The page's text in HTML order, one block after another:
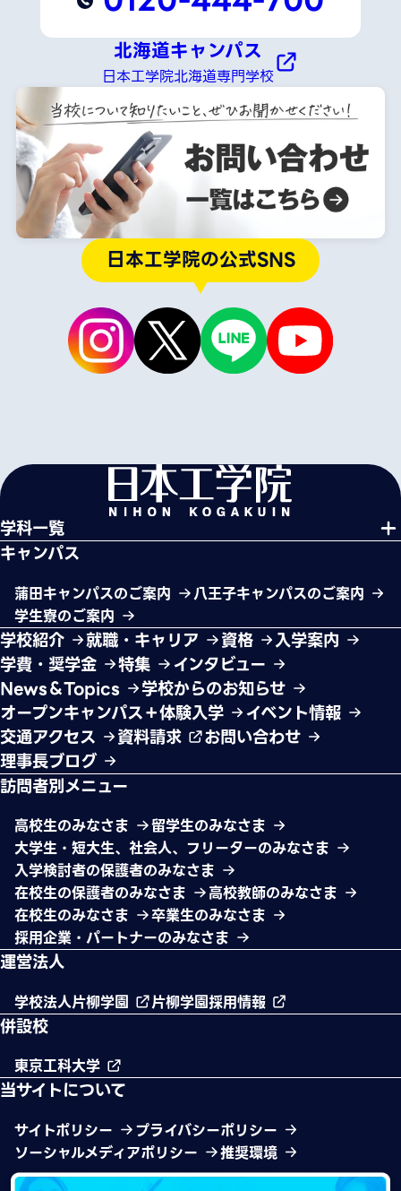
北海道キャンパス
日本工学院北海道専門学校
日本工学院の公式SNS
学科一覧
キャンパス
蒲田キャンパスのご案内
八王子キャンパスのご案内
学生寮のご案内
学校紹介 就職・キャリア 資格
入学案内
学費・奨学金
特集
インタビュー
News＆Topics
学校からのお知らせ
オープンキャンパス＋体験入学
イベント情報
交通アクセス
資料請求
お問い合わせ
理事長ブログ
訪問者別メニュー
高校生のみなさま
留学生のみなさま
大学生・短大生、社会人、フリーターのみなさま
入学検討者の保護者のみなさま
在校生の保護者のみなさま
高校教師のみなさま
在校生のみなさま
卒業生のみなさま
採用企業・パートナーのみなさま
運営法人
学校法人片柳学園 片柳学園採用情報
併設校
東京工科大学
当サイトについて
サイトポリシー
プライバシーポリシー
ソーシャルメディアポリシー
推奨環境